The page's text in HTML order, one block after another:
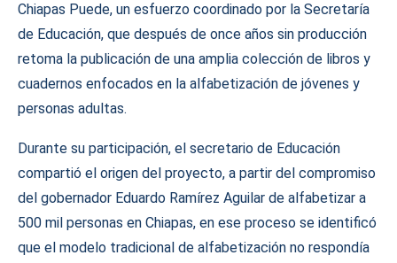
Chiapas Puede, un esfuerzo coordinado por la Secretaría
de Educación, que después de once años sin producción
retoma la publicación de una amplia colección de libros y
cuadernos enfocados en la alfabetización de jóvenes y
personas adultas.
Durante su participación, el secretario de Educación
compartió el origen del proyecto, a partir del compromiso
del gobernador Eduardo Ramírez Aguilar de alfabetizar a
500 mil personas en Chiapas, en ese proceso se identificó
que el modelo tradicional de alfabetización no respondía